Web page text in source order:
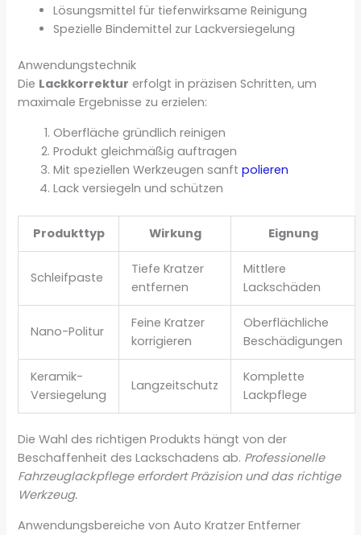
Lösungsmittel für tiefenwirksame Reinigung
Spezielle Bindemittel zur Lackversiegelung
Anwendungstechnik
Die Lackkorrektur erfolgt in präzisen Schritten, um
maximale Ergebnisse zu erzielen:
Oberfläche gründlich reinigen
Produkt gleichmäßig auftragen
Mit speziellen Werkzeugen sanftpolieren
Lack versiegeln und schützen
Produkttyp Wirkung Eignung
Schleifpaste
Tiefe Kratzer
entfernen
Mittlere
Lackschäden
Nano-Politur
Feine Kratzer
korrigieren
Oberflächliche
Beschädigungen
Keramik-
Versiegelung
Langzeitschutz
Komplette
Lackpflege
Die Wahl des richtigen Produkts hängt von der
Beschaffenheit des Lackschadens ab. Professionelle
Fahrzeuglackpflege erfordert Präzision und das richtige
Werkzeug.
Anwendungsbereiche von Auto Kratzer Entferner